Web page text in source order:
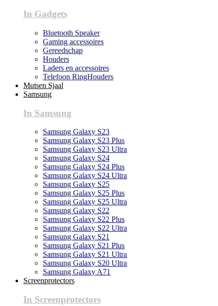
In Gadgets
Bluetooth Speaker
Gaming accessoires
Gereedschap
Houders
Laders en accessoires
Telefoon RingHouders
Mutsen Sjaal
Samsung
In Samsung
Samsung Galaxy S23
Samsung Galaxy S23 Plus
Samsung Galaxy S23 Ultra
Samsung Galaxy S24
Samsung Galaxy S24 Plus
Samsung Galaxy S24 Ultra
Samsung Galaxy S25
Samsung Galaxy S25 Plus
Samsung Galaxy S25 Ultra
Samsung Galaxy S22
Samsung Galaxy S22 Plus
Samsung Galaxy S22 Ultra
Samsung Galaxy S21
Samsung Galaxy S21 Plus
Samsung Galaxy S21 Ultra
Samsung Galaxy S20 Ultra
Samsung Galaxy A71
Screenprotectors
In Screenprotectors